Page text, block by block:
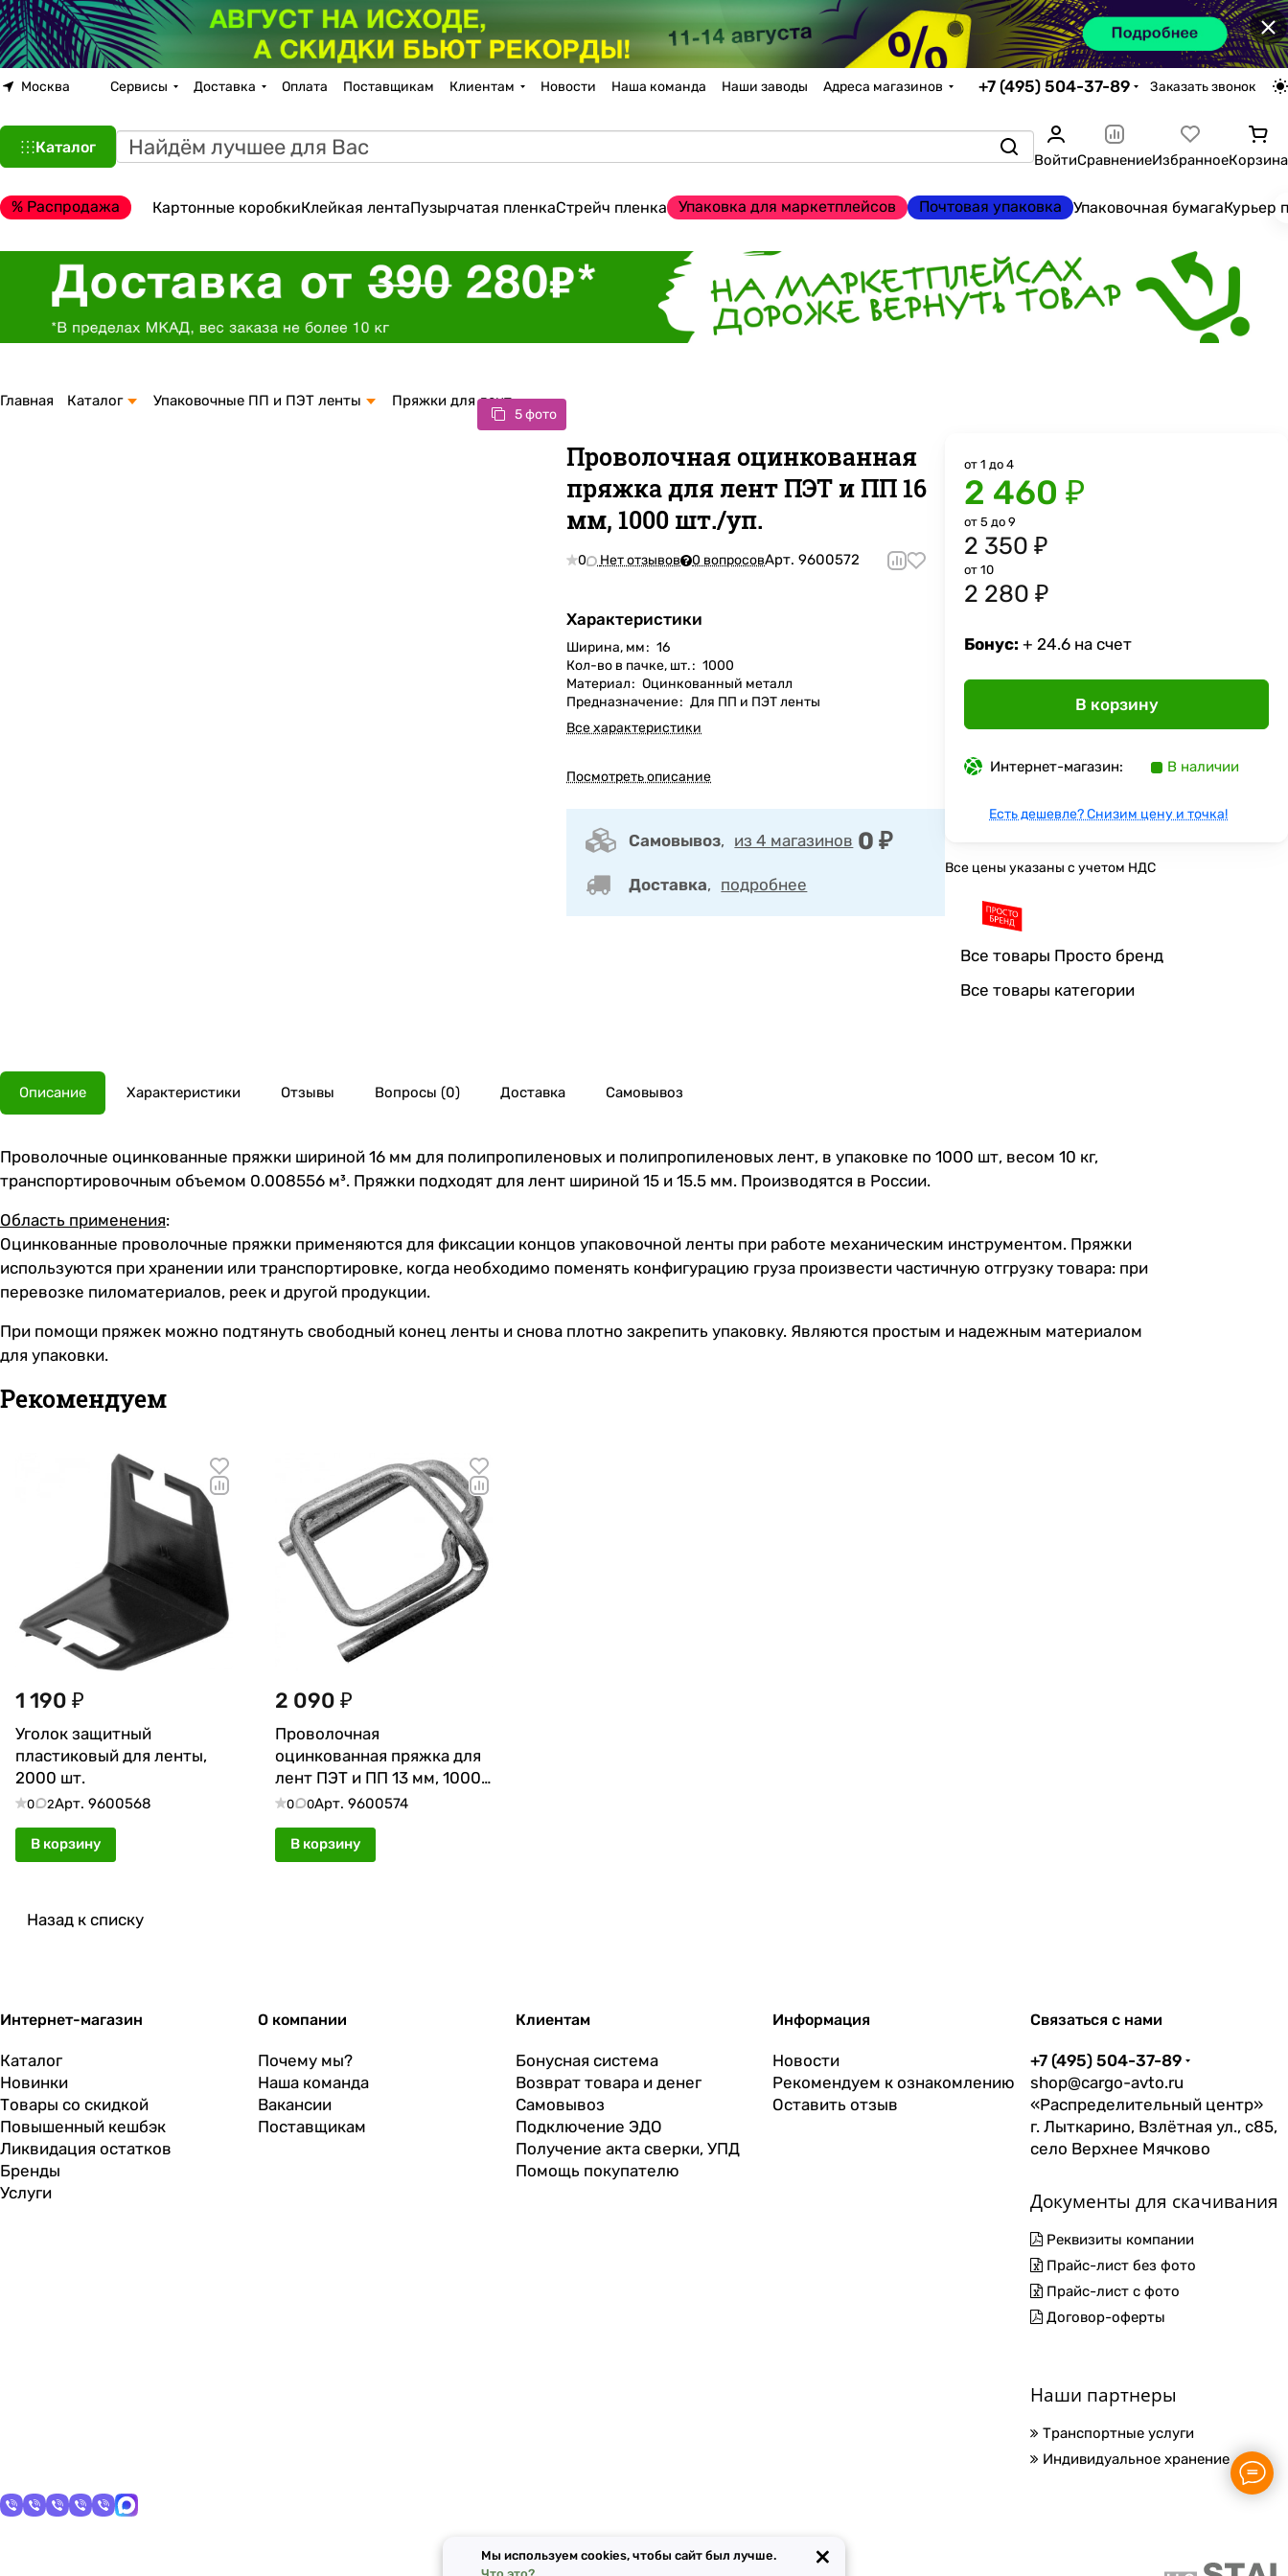
×
Москва Сервисы Доставка Оплата Поставщикам Клиентам Новости Наша команда Наши заводы Адреса магазинов +7 (495) 504-37-89 Заказать звонок
Каталог
ВойтиСравнениеИзбранноеКорзина
% Распродажа Картонные коробкиКлейкая лентаПузырчатая пленкаСтрейч пленка Упаковка для маркетплейсов Почтовая упаковка Упаковочная бумагаКурьер
Главная Каталог Упаковочные ПП и ПЭТ ленты Пряжки для лент
5 фото
Проволочная оцинкованная
пряжка для лент ПЭТ и ПП 16
мм, 1000 шт./уп.
0 Нет отзывов 0 вопросовАрт.9600572
Характеристики
Ширина, мм: 16
Кол-во в пачке, шт.: 1000
Материал: Оцинкованный металл
Предназначение: Для ПП и ПЭТ ленты
Все характеристики
Посмотреть описание
Самовывоз, из 4 магазинов 0 ₽
Доставка, подробнее
от 1 до 4
2 460 ₽
от 5 до 9
2 350 ₽
от 10
2 280 ₽
Бонус: + 24.6 на счет
В корзину
Интернет-магазин: В наличии
Есть дешевле? Снизим цену и точка!
Все цены указаны с учетом НДС
Все товары Просто бренд
Все товары категории
Описание Характеристики Отзывы Вопросы (0) Доставка Самовывоз
Проволочные оцинкованные пряжки шириной 16 мм для полипропиленовых и полипропиленовых лент, в упаковке по 1000 шт, весом 10 кг,
транспортировочным объемом 0.008556 м³. Пряжки подходят для лент шириной 15 и 15.5 мм. Производятся в России.
Область применения:
Оцинкованные проволочные пряжки применяются для фиксации концов упаковочной ленты при работе механическим инструментом. Пряжки
используются при хранении или транспортировке, когда необходимо поменять конфигурацию груза произвести частичную отгрузку товара: при
перевозке пиломатериалов, реек и другой продукции.
При помощи пряжек можно подтянуть свободный конец ленты и снова плотно закрепить упаковку. Являются простым и надежным материалом
для упаковки.
Рекомендуем
1 190 ₽
Уголок защитный
пластиковый для ленты,
2000 шт.
0 2Арт. 9600568
В корзину
2 090 ₽
Проволочная
оцинкованная пряжка для
лент ПЭТ и ПП 13 мм, 1000
шт./уп.
0 0Арт.9600574
В корзину
Назад к списку
Интернет-магазин
Каталог
Новинки
Товары со скидкой
Повышенный кешбэк
Ликвидация остатков
Бренды
Услуги
О компании
Почему мы?
Наша команда
Вакансии
Поставщикам
Клиентам
Бонусная система
Возврат товара и денег
Самовывоз
Подключение ЭДО
Получение акта сверки, УПД
Помощь покупателю
Информация
Новости
Рекомендуем к ознакомлению
Оставить отзыв
Связаться с нами
+7 (495) 504-37-89
shop@cargo-avto.ru
«Распределительный центр»
г. Лыткарино, Взлётная ул., с85,
село Верхнее Мячково
Документы для скачивания
Реквизиты компании
Прайс-лист без фото
Прайс-лист с фото
Договор-оферты
Наши партнеры
Транспортные услуги
Индивидуальное хранение
Мы используем cookies, чтобы сайт был лучше.
×